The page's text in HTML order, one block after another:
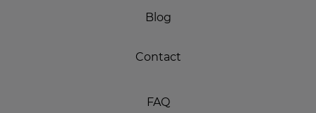
Blog
Contact
FAQ